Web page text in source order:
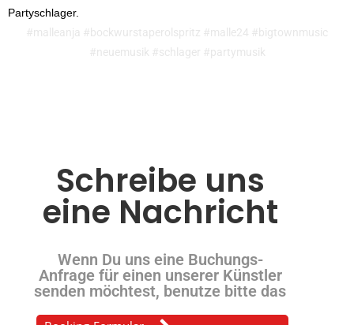
Partyschlager.
#malleanja #bockwurstaperolspritz #malle24 #bigtownmusic
#neuemusik #schlager #partymusik
Schreibe uns
eine Nachricht
Wenn Du uns eine Buchungs-
Anfrage für einen unserer Künstler
senden möchtest, benutze bitte das